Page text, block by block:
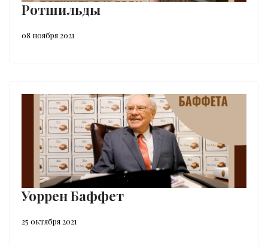
Ротшильды
08 ноября 2021
Уоррен Баффет
25 октября 2021